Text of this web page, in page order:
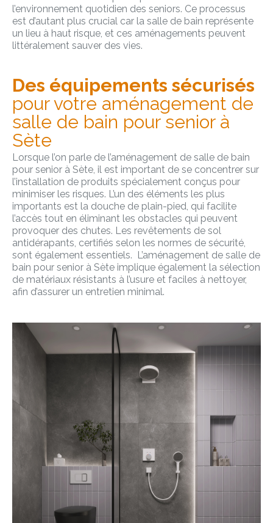
l’environnement quotidien des seniors. Ce processus
est d’autant plus crucial car la salle de bain représente
un lieu à haut risque, et ces aménagements peuvent
littéralement sauver des vies.
Des équipements sécurisés
pour votre aménagement de
salle de bain pour senior à
Sète
Lorsque l’on parle de l’aménagement de salle de bain
pour senior à Sète, il est important de se concentrer sur
l’installation de produits spécialement conçus pour
minimiser les risques. L’un des éléments les plus
importants est la douche de plain-pied, qui facilite
l’accès tout en éliminant les obstacles qui peuvent
provoquer des chutes. Les revêtements de sol
antidérapants, certifiés selon les normes de sécurité,
sont également essentiels. L’aménagement de salle de
bain pour senior à Sète implique également la sélection
de matériaux résistants à l’usure et faciles à nettoyer,
afin d’assurer un entretien minimal.